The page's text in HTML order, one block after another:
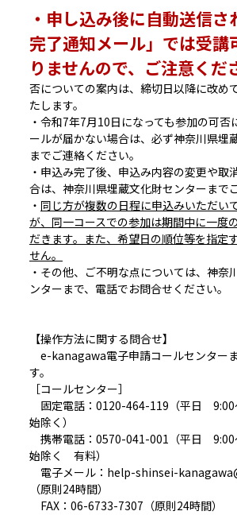
・申し込み後に自動送信さ
完了通知メール」では受講
りませんので、ご注意くだ
否についての案内は、締切日以降に改め
たします。
・令和7年7月10日になっても参加の可否
ールが届かない場合は、必ず神奈川県埋
までご連絡ください。
・申込み完了後、申込み内容の変更や取
合は、神奈川県埋蔵文化財センターまで
・ 同じ方が複数の日程に申込みいただい
が、同一コースでの参加は期間中に一度
だきます。また、希望日の順位等を指定
せん。
・その他、ご不明な点については、神奈
ンターまで、電話でお問合せください。
【操作方法に関する問合せ】
e-kanagawa電子申請コールセンター
す。
［コールセンター］
固定電話：0120-464-119（平日
始除く）
携帯電話：0570-041-001（平日
始除く 有料）
電子メール：help-shinsei-
（原則24時間）
FAX：06-6733-7307（原則24時間）